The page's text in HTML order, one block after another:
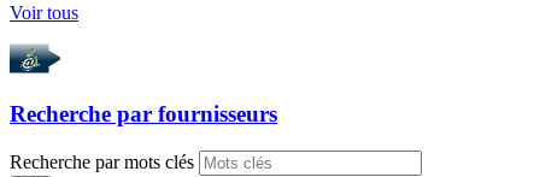
Voir tous
Recherche par fournisseurs
Recherche par mots clés